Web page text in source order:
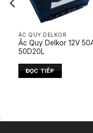
ẮC QUY DELKOR
Ắc Quy Delkor 12V
50D20L
ĐỌC TIẾP